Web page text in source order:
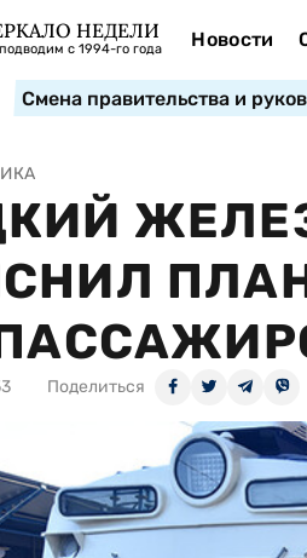
НЕДЕЛИ
с 1994-го года Новости
Смена правительства и
Поделиться